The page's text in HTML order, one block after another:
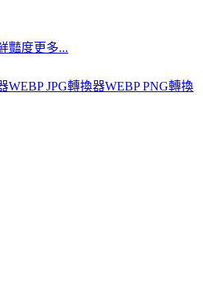
豔度更多...
WEBP JPG轉換器WEBP PNG轉換